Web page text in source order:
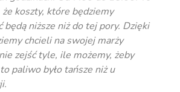
koszty, które będziemy
będą niższe niż do tej pory. Dzięki
chcieli na swojej marży
zejść tyle, ile możemy, żeby
paliwo było tańsze niż u